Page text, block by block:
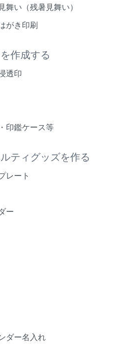
舞い（残暑見舞い）
がき印刷
作成する
透印
印鑑ケース等
ティグッズを作る
レート
ー
ダー名入れ